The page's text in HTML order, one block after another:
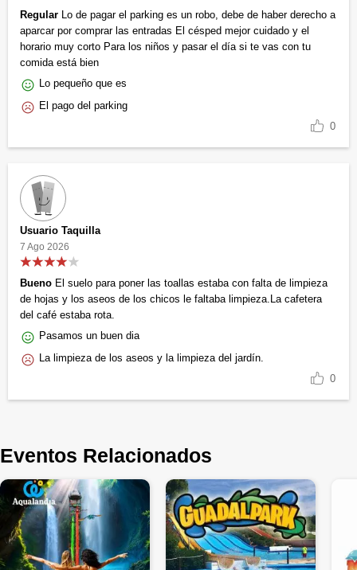
Regular Lo de pagar el parking es un robo, debe de haber derecho a
aparcar por comprar las entradas El césped mejor cuidado y el
horario muy corto Para los niños y pasar el día si te vas con tu
comida está bien
Lo pequeño que es
El pago del parking
0
Usuario Taquilla
7 Ago 2026
Bueno El suelo para poner las toallas estaba con falta de limpieza
de hojas y los aseos de los chicos le faltaba limpieza.La cafetera
del café estaba rota.
Pasamos un buen dia
La limpieza de los aseos y la limpieza del jardín.
0
Eventos Relacionados